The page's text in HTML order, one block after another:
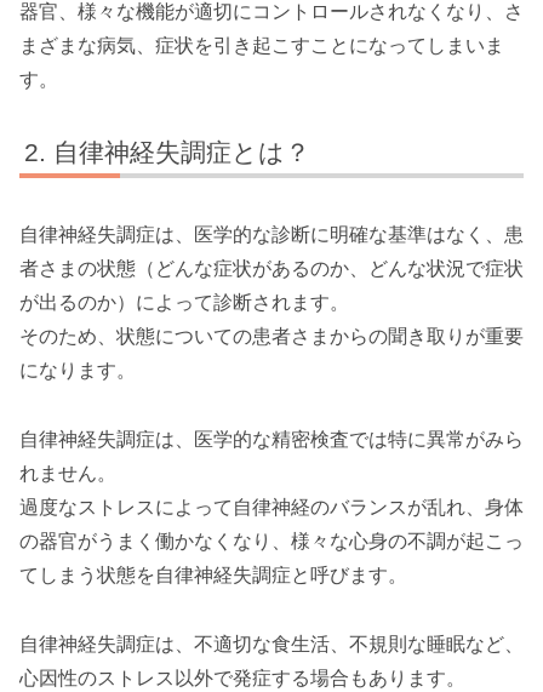
器官、様々な機能が適切にコントロールされなくなり、さ
まざまな病気、症状を引き起こすことになってしまいま
す。
自律神経失調症とは？
自律神経失調症は、医学的な診断に明確な基準はなく、患
者さまの状態（どんな症状があるのか、どんな状況で症状
が出るのか）によって診断されます。
そのため、状態についての患者さまからの聞き取りが重要
になります。
自律神経失調症は、医学的な精密検査では特に異常がみら
れません。
過度なストレスによって自律神経のバランスが乱れ、身体
の器官がうまく働かなくなり、様々な心身の不調が起こっ
てしまう状態を自律神経失調症と呼びます。
自律神経失調症は、不適切な食生活、不規則な睡眠など、
心因性のストレス以外で発症する場合もあります。